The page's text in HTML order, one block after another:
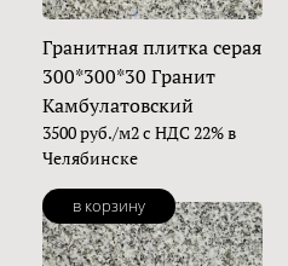
Гранитная плитка серая
300*300*30 Гранит
Камбулатовский
3500 руб./м2 с НДС 22% в
Челябинске
в корзину